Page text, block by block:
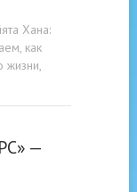
Хана:
как
—